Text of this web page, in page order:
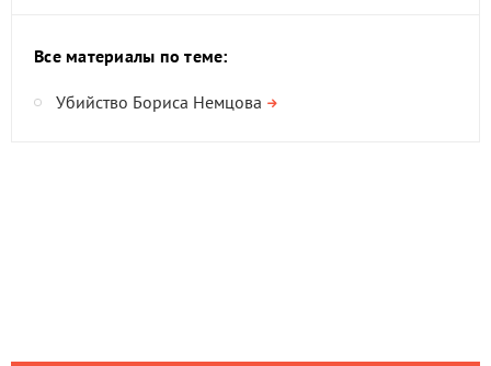
Все материалы по теме:
Убийство Бориса Немцова